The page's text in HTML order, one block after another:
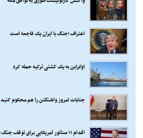
اعتراف ؛جنگ با ایران یک فاجعه است
اوکراین به یک کشتی ترکیه حمله کرد
جنایات امروز واشنگتن را هم محکوم کنید
اقدام ۱۱ سناتور آمریکایی برای توقف جنگ با ایران